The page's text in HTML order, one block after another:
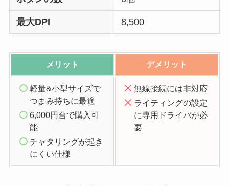
最大DPI 8,500
メリット デメリット
軽量&小型サイズで
つまみ持ちに最適
6,000円台で購入可
能
チャタリングが起き
にくい仕様
無線接続には非対応
ライティングの設定
に専用ドライバが必
要